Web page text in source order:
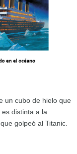
un cubo de hielo que
distinta a la
golpeó al Titanic.